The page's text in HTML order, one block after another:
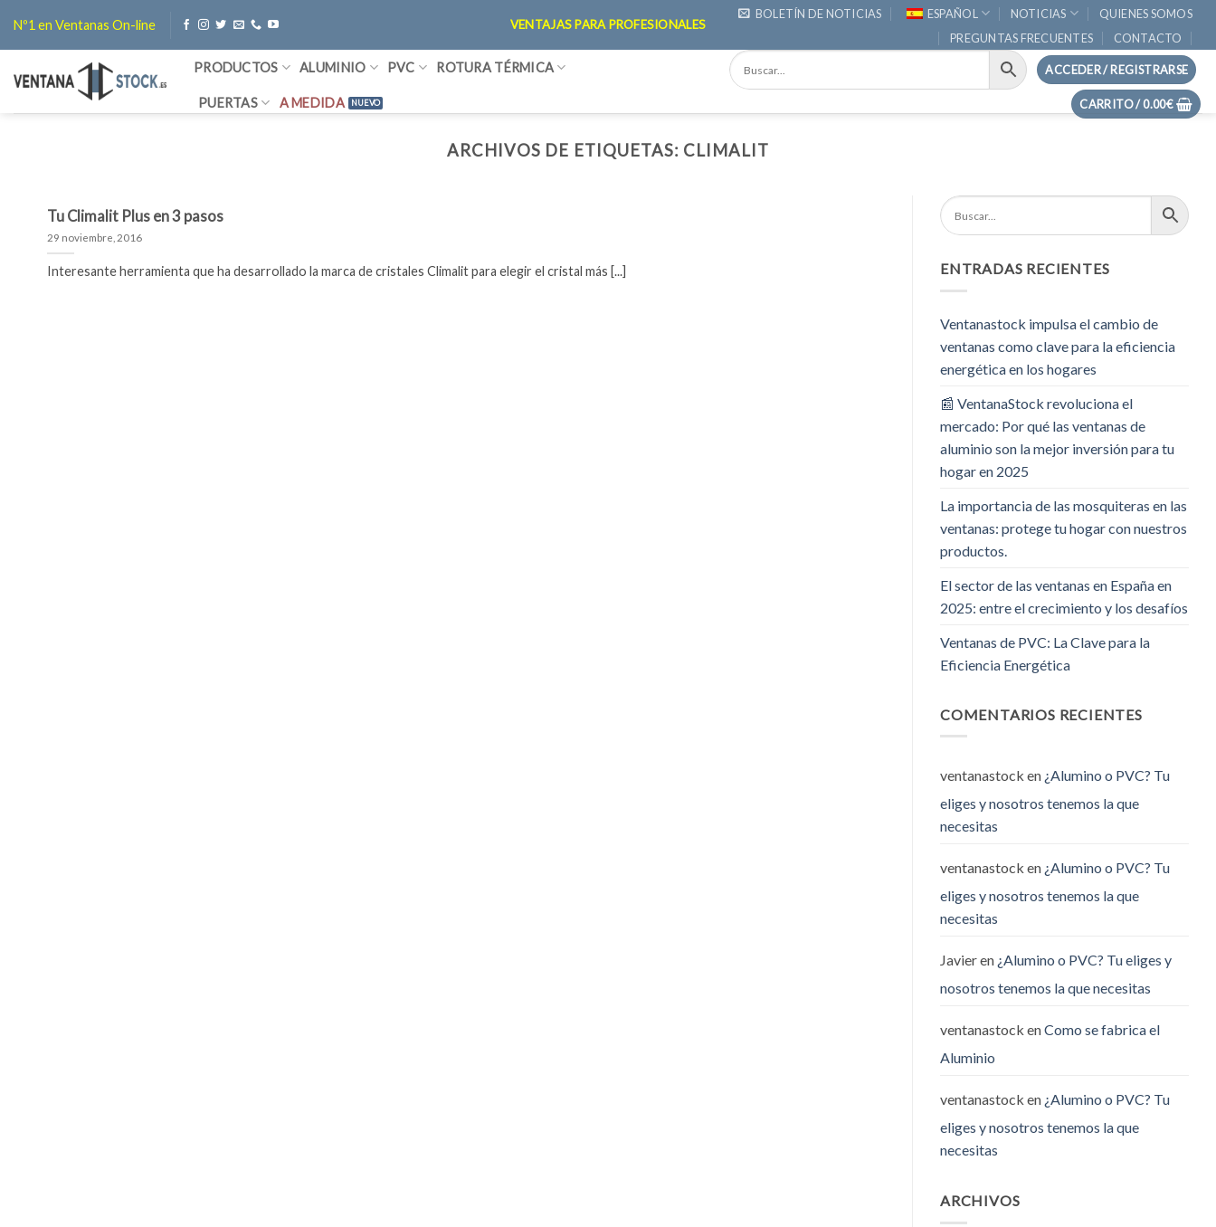
contenido
Nº1 en Ventanas On-line VENTAJAS PARA PROFESIONALES
BOLETÍN DE NOTICIAS ESPAÑOL NOTICIAS
QUIENES SOMOS
PREGUNTAS FRECUENTES
CONTACTO
PRODUCTOS ALUMINIO PVC ROTURA TÉRMICA
PUERTAS A MEDIDA
ACCEDER / REGISTRARSE
CARRITO /0.00€
ARCHIVOS DE ETIQUETAS: CLIMALIT
Tu Climalit Plus en 3 pasos
29 noviembre, 2016
Interesante herramienta que ha desarrollado la marca de cristales Climalit para elegir el cristal más [...] ENTRADAS RECIENTES
Ventanastock impulsa el cambio de
ventanas como clave para la eficiencia
energética en los hogares
📰 VentanaStock revoluciona el
mercado: Por qué las ventanas de
aluminio son la mejor inversión para tu
hogar en 2025
La importancia de las mosquiteras en las
ventanas: protege tu hogar con nuestros
productos.
El sector de las ventanas en España en
2025: entre el crecimiento y los desafíos
Ventanas de PVC: La Clave para la
Eficiencia Energética
COMENTARIOS RECIENTES
ventanastock en ¿Alumino o PVC? Tu
eliges y nosotros tenemos la que
necesitas
ventanastock en ¿Alumino o PVC? Tu
eliges y nosotros tenemos la que
necesitas
Javieren ¿Alumino o PVC? Tu eliges y
nosotros tenemos la que necesitas
ventanastock enComo se fabrica el
Aluminio
ventanastock en ¿Alumino o PVC? Tu
eliges y nosotros tenemos la que
necesitas
ARCHIVOS